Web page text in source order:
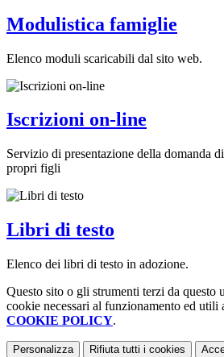
Modulistica famiglie
Elenco moduli scaricabili dal sito web.
Iscrizioni on-line
Servizio di presentazione della domanda
propri figli
Libri di testo
Elenco dei libri di testo in adozione.
Questo sito o gli strumenti terzi da questo
cookie necessari al funzionamento ed
COOKIE POLICY.
Personalizza Rifiuta tutti i cookies